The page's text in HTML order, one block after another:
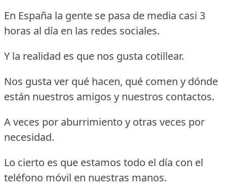
En España la gente se pasa de media casi 3
horas al día en las redes sociales.
Y la realidad es que nos gusta cotillear.
Nos gusta ver qué hacen, qué comen y dónde
están nuestros amigos y nuestros contactos.
A veces por aburrimiento y otras veces por
necesidad.
Lo cierto es que estamos todo el día con el
teléfono móvil en nuestras manos.